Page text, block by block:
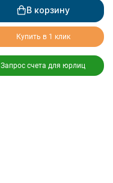
В корзину
Купить в 1 клик
Запрос счета для юрлиц